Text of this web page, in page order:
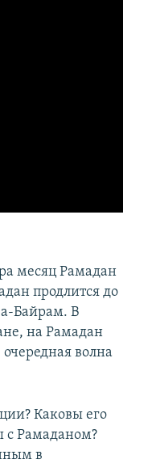
месяц Рамадан
продлится до
Байрам. В
на Рамадан
волна
Каковы его
с Рамаданом?
в